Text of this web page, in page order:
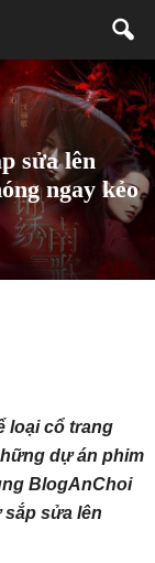
sửa lên
ngay kẻo
loại cổ trang
dự án phim
BlogAnChoi
sắp sửa lên